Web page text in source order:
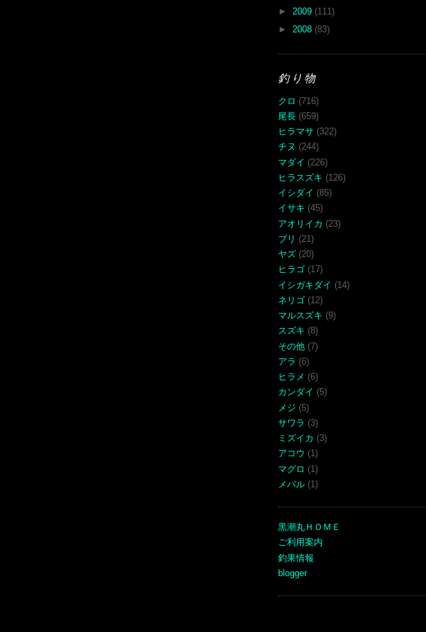
► 2009 (111)
► 2008 (83)
釣り物
クロ (716)
尾長 (659)
ヒラマサ (322)
チヌ (244)
マダイ (226)
ヒラスズキ (126)
イシダイ (85)
イサキ (45)
アオリイカ (23)
ブリ (21)
ヤズ (20)
ヒラゴ (17)
イシガキダイ (14)
ネリゴ (12)
マルスズキ (9)
スズキ (8)
その他 (7)
アラ (6)
ヒラメ (6)
カンダイ (5)
メジ (5)
サワラ (3)
ミズイカ (3)
アコウ (1)
マグロ (1)
メバル (1)
黒潮丸ＨＯＭＥ
ご利用案内
釣果情報
blogger